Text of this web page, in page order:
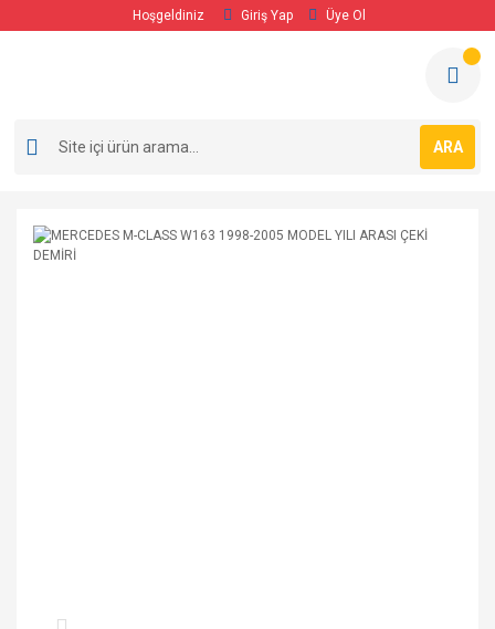
Hoşgeldiniz Giriş Yap Üye Ol
ARA